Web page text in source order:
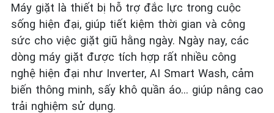
Máy giặt là thiết bị hỗ trợ đắc lực trong cuộc
sống hiện đại, giúp tiết kiệm thời gian và công
sức cho việc giặt giũ hằng ngày. Ngày nay, các
dòng máy giặt được tích hợp rất nhiều công
nghệ hiện đại như Inverter, AI Smart Wash, cảm
biến thông minh, sấy khô quần áo… giúp nâng cao
trải nghiệm sử dụng.